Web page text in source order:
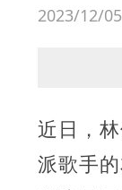
2023/12/05
近日，
派歌手